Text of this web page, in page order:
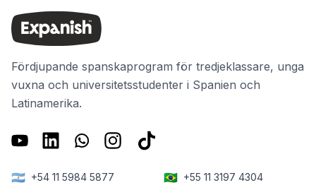
Fördjupande spanskaprogram för tredjeklassare, unga
vuxna och universitetsstudenter i Spanien och
Latinamerika.
🇦🇷 +54 11 5984 5877 🇧🇷 +55 11 3197 4304